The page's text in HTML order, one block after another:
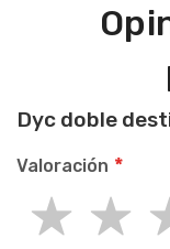
Dyc doble
Valoración